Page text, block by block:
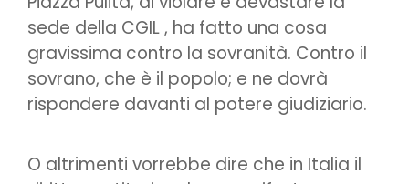
sede della CGIL , ha fatto una cosa
gravissima contro la sovranità. Contro il
sovrano, che è il popolo; e ne dovrà
rispondere davanti al potere giudiziario.
O altrimenti vorrebbe dire che in Italia il